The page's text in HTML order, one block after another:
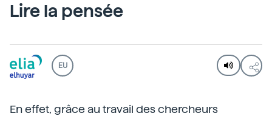
Lire la pensée
EU
En effet, grâce au travail des chercheurs